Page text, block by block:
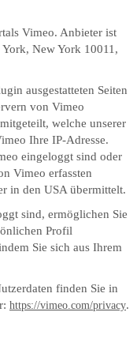
Vimeo. Anbieter ist
New York 10011,
ausgestatteten Seiten
von Vimeo
welche unserer
Ihre IP-Adresse.
eingeloggt sind oder
Vimeo erfassten
in den USA übermittelt.
sind, ermöglichen Sie
Profil
Sie sich aus Ihrem
finden Sie in
https://vimeo.com/privacy.